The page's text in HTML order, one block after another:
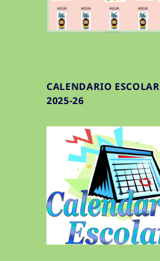
CALENDARIO ESCOLAR
2025-26